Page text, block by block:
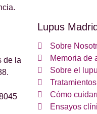
de la
Lupus Madrid
Sobre
Memoria de
Sobre el
Tratamientos
Cómo
Ensayos